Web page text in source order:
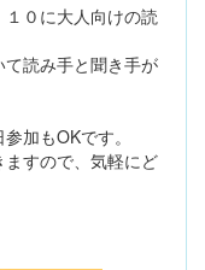
０に大人向けの読
読み手と聞き手が
加もOKです。
すので、気軽にど